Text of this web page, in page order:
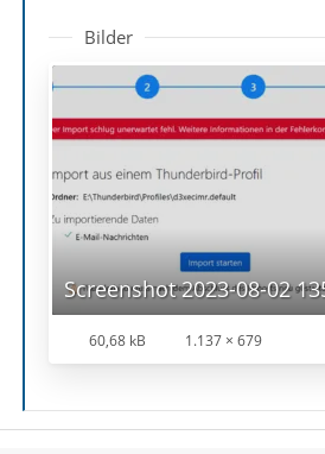
Bilder
60,68 kB 1.137 × 679